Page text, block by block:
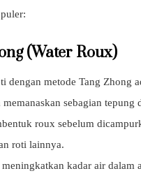
(Water Roux)
dengan metode Tang Zhong
memanaskan sebagian tepung
roux sebelum
roti lainnya.
kadar air dalam